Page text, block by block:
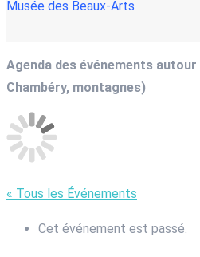
Musée des Beaux-Arts
Agenda des événements
Chambéry, montagnes)
« Tous les Événements
Cet événement est passé.